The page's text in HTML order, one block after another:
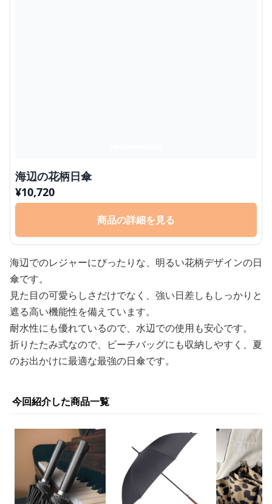
海辺の花柄日傘
¥10,720
商品の詳細を見る
海辺でのレジャーにぴったりな、明るい花柄デザインの日
傘です。
見た目の可愛らしさだけでなく、強い日差しもしっかりと
遮る高い機能性を備えています。
耐水性にも優れているので、水辺での使用も安心です。
折りたたみ式なので、ビーチバッグにも収納しやすく、夏
のお出かけに最適な最強の日傘です。
今回紹介した商品一覧